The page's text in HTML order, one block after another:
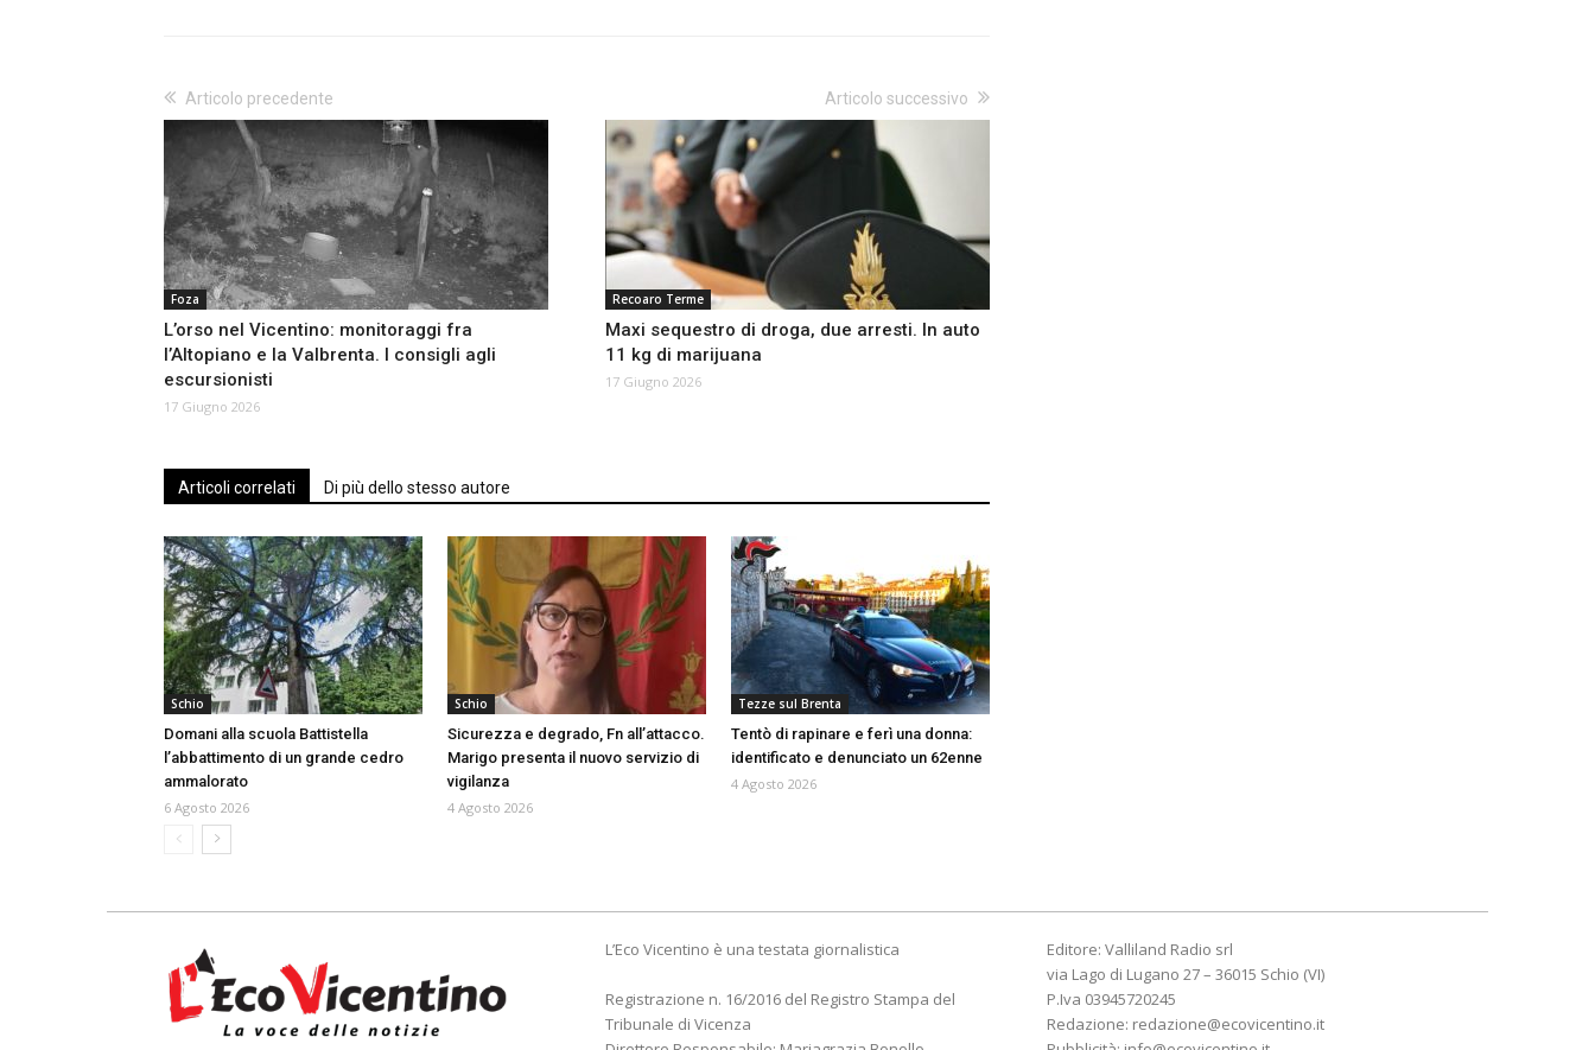
Articolo precedente
Foza
L’orso nel Vicentino: monitoraggi fra
l’Altopiano e la Valbrenta. I consigli agli
escursionisti
17 Giugno 2026
Articolo successivo
Recoaro Terme
Maxi sequestro di droga, due arresti. In auto
11 kg di marijuana
17 Giugno 2026
Articoli correlati Di più dello stesso autore
Schio
Domani alla scuola Battistella
l’abbattimento di un grande cedro
ammalorato
6 Agosto 2026
Schio
Sicurezza e degrado, Fn all’attacco.
Marigo presenta il nuovo servizio di
vigilanza
4 Agosto 2026
Tezze sul Brenta
Tentò di rapinare e ferì una donna:
identificato e denunciato un 62enne
4 Agosto 2026
L’Eco Vicentino è una testata giornalistica
Registrazione n. 16/2016 del Registro Stampa del
Tribunale di Vicenza
Editore: Valliland Radio srl
via Lago di Lugano 27 – 36015 Schio (VI)
P.Iva 03945720245
Redazione: redazione@ecovicentino.it